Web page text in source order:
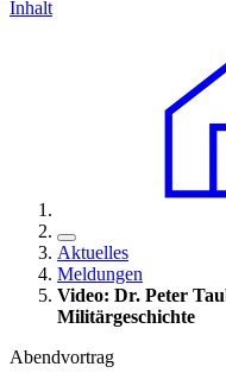
Inhalt
Aktuelles
Meldungen
Video: Dr. Peter
Militärgeschichte
Abendvortrag